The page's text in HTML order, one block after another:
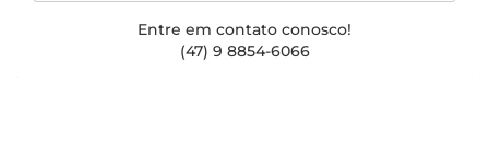
Entre em contato conosco!
(47) 9 8854-6066